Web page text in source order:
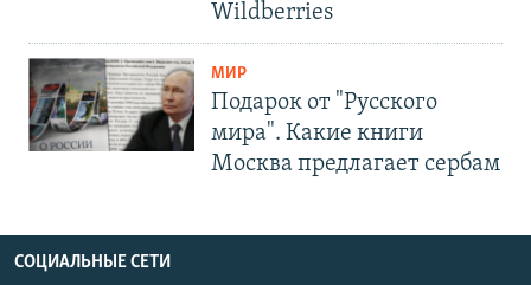
Wildberries
МИР
Подарок от "Русского
мира". Какие книги
Москва предлагает сербам
СОЦИАЛЬНЫЕ СЕТИ